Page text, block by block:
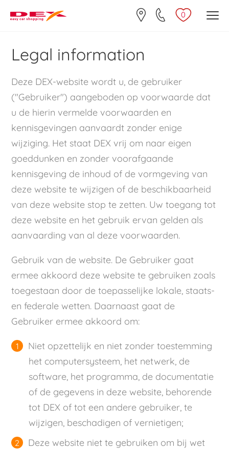
0
Legal information
Deze DEX-website wordt u, de gebruiker
("Gebruiker") aangeboden op voorwaarde dat
u de hierin vermelde voorwaarden en
kennisgevingen aanvaardt zonder enige
wijziging. Het staat DEX vrij om naar eigen
goeddunken en zonder voorafgaande
kennisgeving de inhoud of de vormgeving van
deze website te wijzigen of de beschikbaarheid
van deze website stop te zetten. Uw toegang tot
deze website en het gebruik ervan gelden als
aanvaarding van al deze voorwaarden.
Gebruik van de website. De Gebruiker gaat
ermee akkoord deze website te gebruiken zoals
toegestaan door de toepasselijke lokale, staats-
en federale wetten. Daarnaast gaat de
Gebruiker ermee akkoord om:
Niet opzettelijk en niet zonder toestemming
het computersysteem, het netwerk, de
software, het programma, de documentatie
of de gegevens in deze website, behorende
tot DEX of tot een andere gebruiker, te
wijzigen, beschadigen of vernietigen;
Deze website niet te gebruiken om bij wet